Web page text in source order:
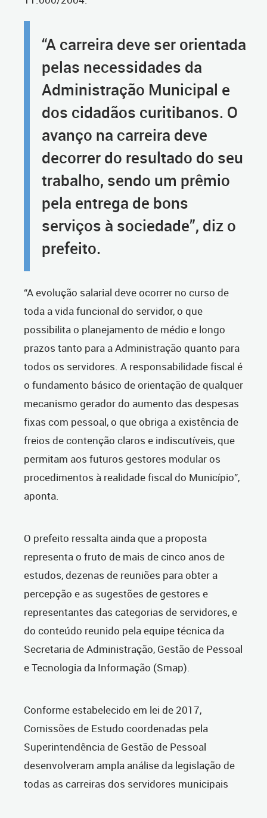
“A carreira deve ser orientada
pelas necessidades da
Administração Municipal e
dos cidadãos curitibanos. O
avanço na carreira deve
decorrer do resultado do seu
trabalho, sendo um prêmio
pela entrega de bons
serviços à sociedade”, diz o
prefeito.
“A evolução salarial deve ocorrer no curso de
toda a vida funcional do servidor, o que
possibilita o planejamento de médio e longo
prazos tanto para a Administração quanto para
todos os servidores. A responsabilidade fiscal é
o fundamento básico de orientação de qualquer
mecanismo gerador do aumento das despesas
fixas com pessoal, o que obriga a existência de
freios de contenção claros e indiscutíveis, que
permitam aos futuros gestores modular os
procedimentos à realidade fiscal do Município”,
aponta.
O prefeito ressalta ainda que a proposta
representa o fruto de mais de cinco anos de
estudos, dezenas de reuniões para obter a
percepção e as sugestões de gestores e
representantes das categorias de servidores, e
do conteúdo reunido pela equipe técnica da
Secretaria de Administração, Gestão de Pessoal
e Tecnologia da Informação (Smap).
Conforme estabelecido em lei de 2017,
Comissões de Estudo coordenadas pela
Superintendência de Gestão de Pessoal
desenvolveram ampla análise da legislação de
todas as carreiras dos servidores municipais